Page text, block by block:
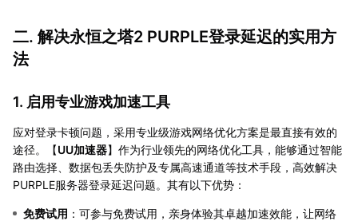
二. 解决永恒之塔2 PURPLE登录延迟的实用方
法
1. 启用专业游戏加速工具
应对登录卡顿问题，采用专业级游戏网络优化方案是最直接有效的
途径。【UU加速器】作为行业领先的网络优化工具，能够通过智能
路由选择、数据包丢失防护及专属高速通道等技术手段，高效解决
PURPLE服务器登录延迟问题。其有以下优势：
免费试用 ：可参与免费试用，亲身体验其卓越加速效能，让网络